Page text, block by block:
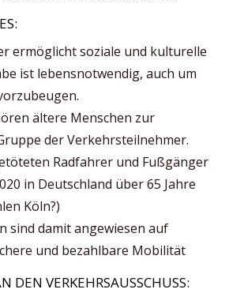
ermöglicht soziale und kulturelle
ist lebensnotwendig, auch um
ältere Menschen zur
der Verkehrsteilnehmer.
Radfahrer und Fußgänger
in Deutschland über 65 Jahre
Köln?)
sind damit angewiesen auf
und bezahlbare Mobilität
DEN VERKEHRSAUSSCHUSS: